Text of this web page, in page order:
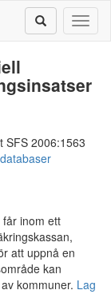
SFS 2006:1563
inom ett
att uppnå en
kan
kommuner. Lag